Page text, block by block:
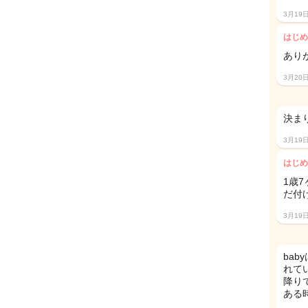
3月19
はじ
あり
3月20
決ま
3月19
はじ
1歳7
だ付
3月19
baby
れて
降り
ある